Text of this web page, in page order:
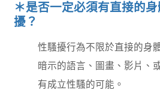
＊是否一定必須有直接的
擾？
性騷擾行為不限於直接的身
暗示的語言、圖畫、影片、
有成立性騷的可能。